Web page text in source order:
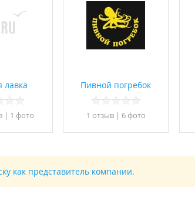
лавка
| 1 фото
Пивной погребок
1 отзыв | 6 фото
как представитель компании.